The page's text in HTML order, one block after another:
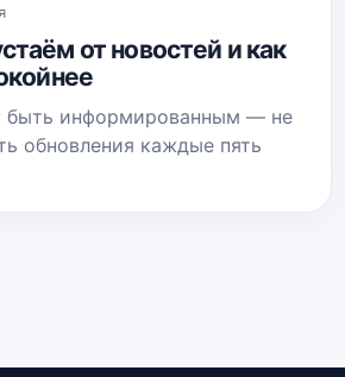
от новостей и как
быть информированным — не
обновления каждые пять